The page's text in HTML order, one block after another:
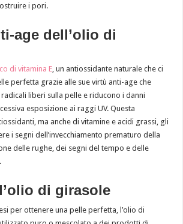
i pori.
age dell’olio di
di vitamina E , un antiossidante naturale che ci
perfetta grazie alle sue virtù anti-age che
radicali liberi sulla pelle e riducono i danni
esposizione ai raggi UV. Questa
ma anche di vitamine e acidi grassi, gli
i segni dell’invecchiamento prematuro della
delle rughe, dei segni del tempo e delle
di girasole
per ottenere una pelle perfetta, l’olio di